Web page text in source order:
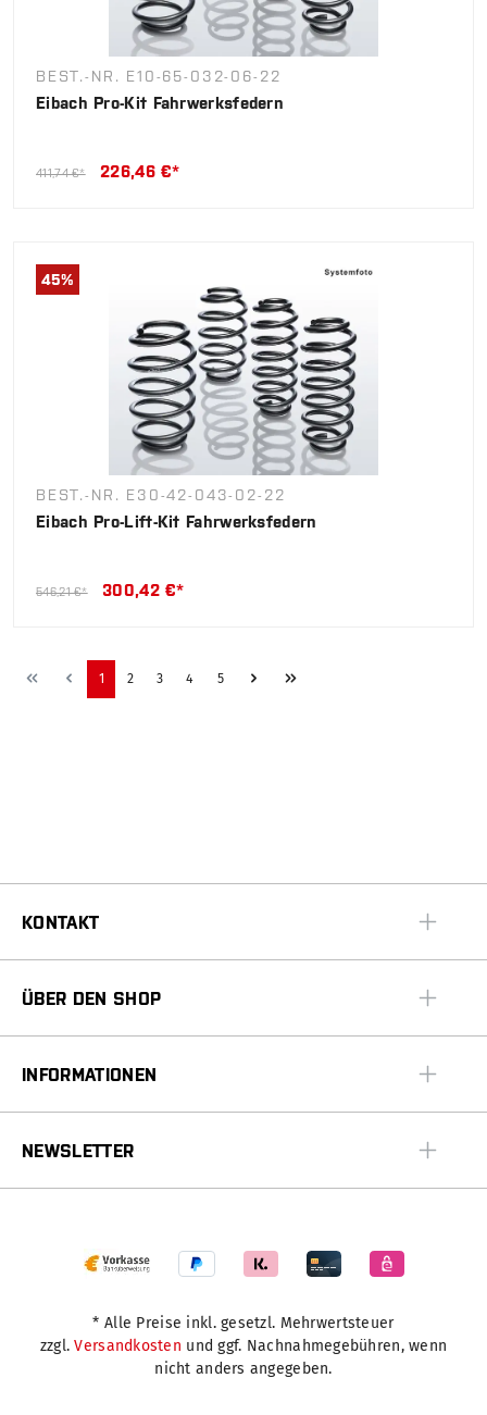
BEST.-NR. E10-65-032-06-22
Eibach Pro-Kit Fahrwerksfedern
411,74 €* 226,46 €*
45%
BEST.-NR. E30-42-043-02-22
Eibach Pro-Lift-Kit Fahrwerksfedern
546,21 €* 300,42 €*
1 2 3 4 5
KONTAKT
ÜBER DEN SHOP
INFORMATIONEN
NEWSLETTER
* Alle Preise inkl. gesetzl. Mehrwertsteuer
zzgl.Versandkosten und ggf. Nachnahmegebühren, wenn
nicht anders angegeben.